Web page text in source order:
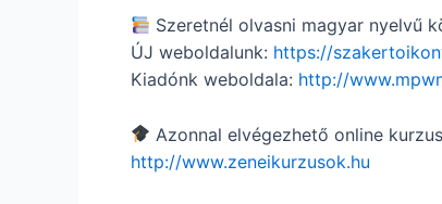
Szeretnél olvasni magyar nyelvű
ÚJ weboldalunk: https://
Kiadónk weboldala: http://
Azonnal elvégezhető online
http://www.zeneikurzusok.hu